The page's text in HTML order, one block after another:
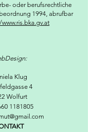
oder berufsrechtliche
1994, abrufbar
Klug
4
Wolfurt
1181805